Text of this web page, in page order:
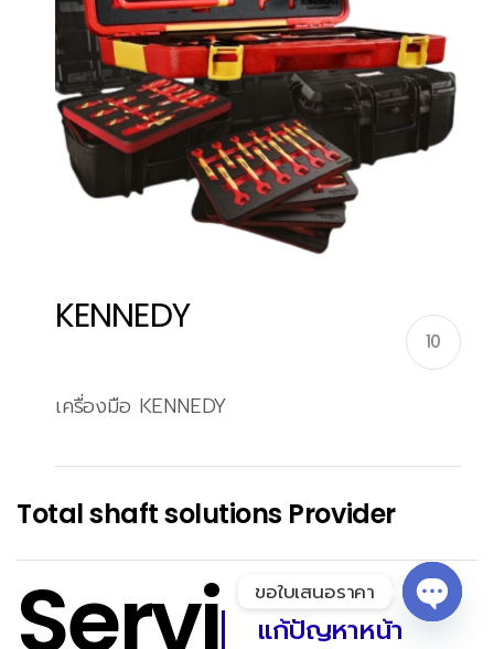
KENNEDY
10
เครื่องมือ KENNEDY
Total shaft solutions Provider
Servi แก้ปัญหาหน้า
ขอใบเสนอราคา